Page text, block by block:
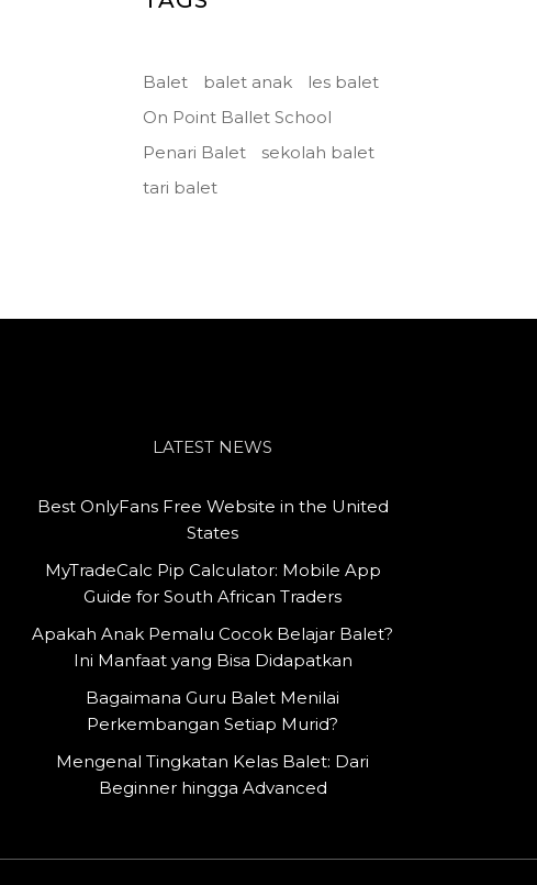
Balet balet anak
les balet
On Point Ballet School
Penari Balet
sekolah balet
tari balet
LATEST NEWS
Best OnlyFans Free Website in the United
States
MyTradeCalc Pip Calculator: Mobile App
Guide for South African Traders
Apakah Anak Pemalu Cocok Belajar Balet?
Ini Manfaat yang Bisa Didapatkan
Bagaimana Guru Balet Menilai
Perkembangan Setiap Murid?
Mengenal Tingkatan Kelas Balet: Dari
Beginner hingga Advanced